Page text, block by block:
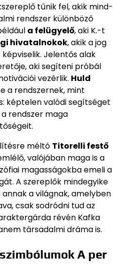
tűnik fel, akik mind-
rendszer különböző
a felügyelő, aki K.-t
hivatalnokok, akik a jog
Jelentős alak
aki segíteni próbál
vezérlik. Huld
a rendszernek, mint
képtelen valódi segítséget
rendszer maga
méltó Titorelli festő
valójában maga is a
magasságokba emeli a
A szereplők mindegyike
a világnak, amelyben
csak sodródni tud az
révén Kafka
társadalmi dráma is.
A per